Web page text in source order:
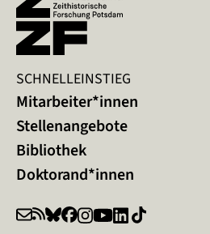
SCHNELLEINSTIEG
Mitarbeiter*innen
Stellenangebote
Bibliothek
Doktorand*innen